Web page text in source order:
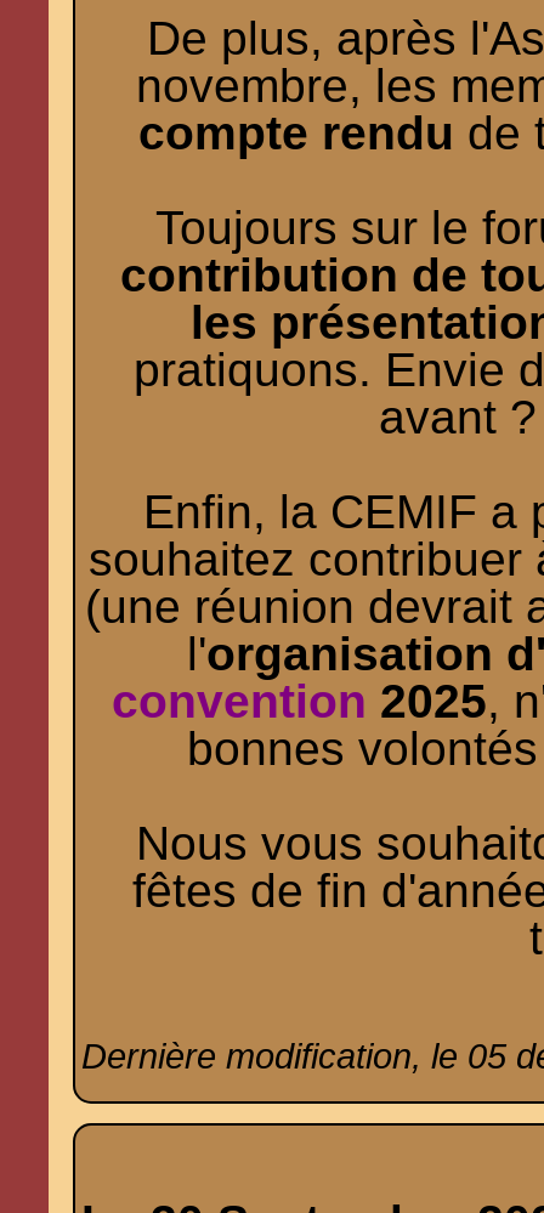
De plus, après
novembre, les
compte rendu de
Toujours sur le
contribution de
les
pratiquons. Envie
avant
Enfin, la CEMIF a
souhaitez
(une réunion devrait
l'organisation
convention 2025,
bonnes
Nous vous
fêtes de fin
Dernière modification, le 05